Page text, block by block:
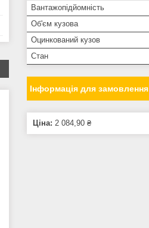
Вантажопідйомність
Об'єм кузова
Оцинкований кузов
Стан
Інформація для замовлення
Ціна: 2 084,90 ₴